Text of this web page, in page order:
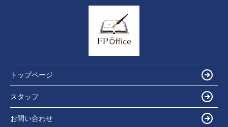
トップページ
スタッフ
お問い合わせ